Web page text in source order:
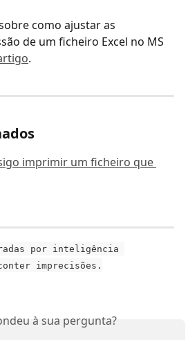
como ajustar as
de um ficheiro Excel no MS
.
imprimir um ficheiro que
por inteligência
imprecisões.
à sua pergunta?